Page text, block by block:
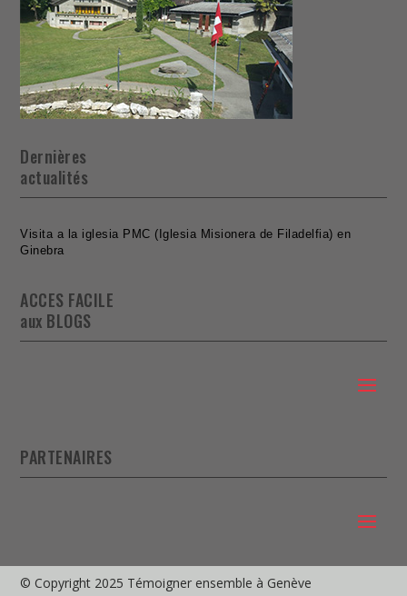
Dernières
actualités
Visita a la iglesia PMC (Iglesia Misionera de Filadelfia) en
Ginebra
ACCES FACILE
aux BLOGS
PARTENAIRES
© Copyright 2025 Témoigner ensemble à Genève